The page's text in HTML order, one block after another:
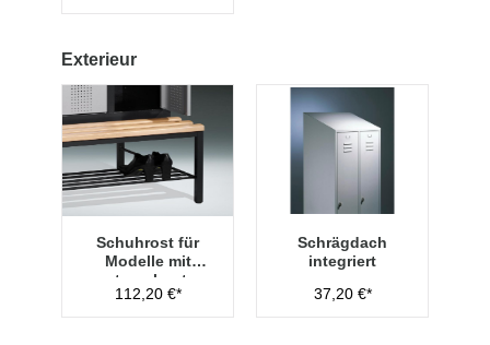
Exterieur
Schuhrost für
Modelle mit
untergebauter
Sitzbank,
Abteilbreite 400
112,20 €*
Schrägdach
integriert
37,20 €*